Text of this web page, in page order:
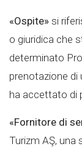
«Ospite» si
o giuridica che
determinato
prenotazione di
ha accettato di
«Fornitore di
Turizm AŞ, una